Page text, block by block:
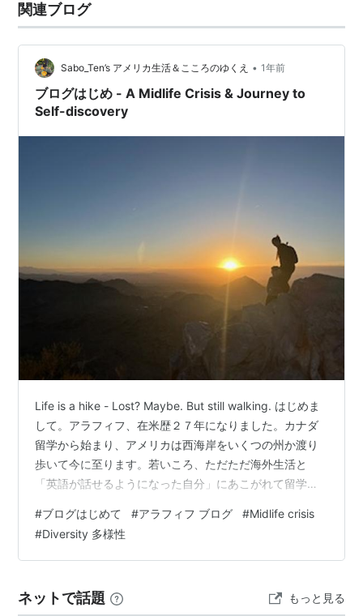
関連ブログ
Sabo_Ten’s アメリカ生活＆こころのゆくえ • 1年前
ブログはじめ - A Midlife Crisis & Journey to
Self-discovery
Life is a hike - Lost? Maybe. But still walking. はじめま
して。アラフィフ、在米歴２７年になりました。カナダ
留学から始まり、アメリカは西海岸をいくつの州か渡り
歩いて今に至ります。若いころ、ただただ海外生活と
「英語が話せるようになった自分」にあこがれて留学し
くらい、信念？だけはあるけどあまり何も考えてない２
０代だったなと思います。 当時の日本にはめずらしくシ
ングルマザーだった母からは、「一日でも早く独り立ち
てきて一人で頑張っておられる方々がとてもかっ…
#ブログはじめて #アラフィフ ブログ #Midlife crisis
#Diversity 多様性
ネットで話題 もっと見る